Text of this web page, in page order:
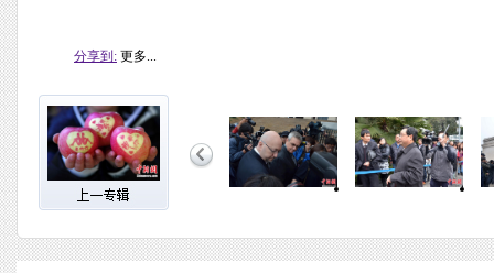
分享到: 更多...